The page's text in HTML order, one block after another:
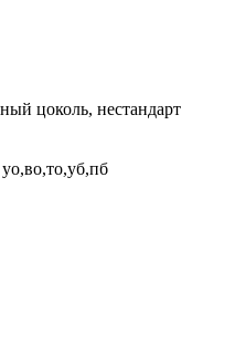
цоколь, нестандарт